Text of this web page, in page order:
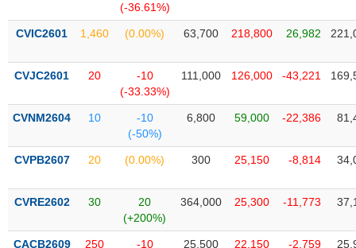
(-36.61%)
CVIC2601 1,460 (0.00%) 63,700 218,800 26,982
CVJC2601 20
-10
(-33.33%)
111,000 126,000 -43,221
CVNM2604 10
-10
(-50%)
6,800 59,000 -22,386
CVPB2607 20 (0.00%) 300 25,150 -8,814
CVRE2602 30
20
(+200%)
364,000 25,300 -11,773
CACB2609 250 -10 25,500 22,150 -2,759
YẾU
TIÊU
DÙNG
YẾU
CHĂM